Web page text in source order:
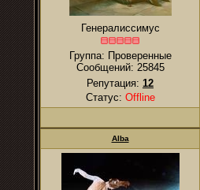
Генералиссимус
Группа: Проверенные
Сообщений: 25845
Репутация: 12
Статус: Offline
Alba